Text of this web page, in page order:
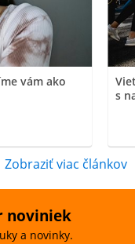
vám ako
s
Zobraziť viac článkov
noviniek
a novinky.